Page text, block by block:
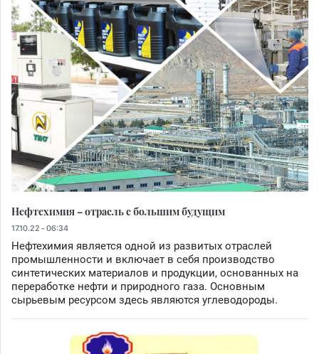
Нефтехимия – отрасль с большим будущим
17.10.22 - 06:34
Нефтехимия является одной из развитых отраслей
промышленности и включает в себя производство
синтетических материалов и продукции, основанных на
переработке нефти и природного газа. Основным
сырьевым ресурсом здесь являются углеводороды.